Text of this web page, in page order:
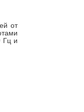
от
Гц и